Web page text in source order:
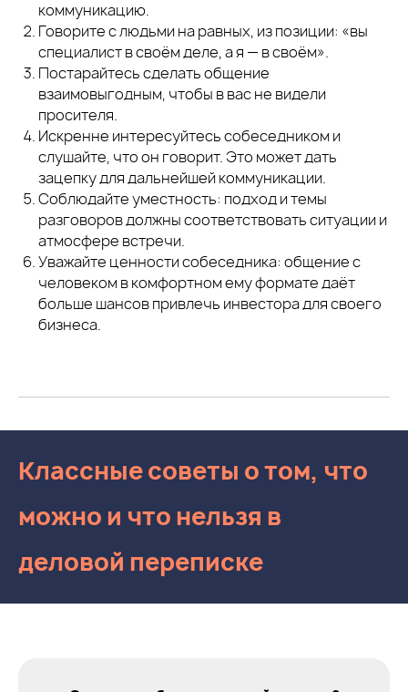
коммуникацию.
Говорите с людьми на равных, из позиции: «вы
специалист в своём деле, а я — в своём».
Постарайтесь сделать общение
взаимовыгодным, чтобы в вас не видели
просителя.
Искренне интересуйтесь собеседником и
слушайте, что он говорит. Это может дать
зацепку для дальнейшей коммуникации.
Соблюдайте уместность: подход и темы
разговоров должны соответствовать ситуации и
атмосфере встречи.
Уважайте ценности собеседника: общение с
человеком в комфортном ему формате даёт
больше шансов привлечь инвестора для своего
бизнеса.
Классные советы о том, что
можно и что нельзя в
деловой переписке